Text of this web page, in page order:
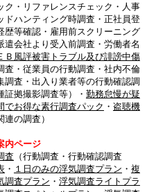
ク・リファレンスチェック・人事
ドハンティング時調査・正社員登
歴等確認・雇用前スクリーニング
会社より受入前調査・労働者名
Ｂ風評被害トラブル及び誹謗中傷
査・従業員の行動調査・社内不倫
調査・出入り業者等の行動確認調
拠撮影調査等）・ 勤務怠慢が疑
でお得な素行調査パック ・ 盗聴機
連の調査）
内ページ
査 （行動調査・行動確認調査
・ １日のみの浮気調査プラン ・ 複
調査プラン ・ 浮気調査ライトプラ